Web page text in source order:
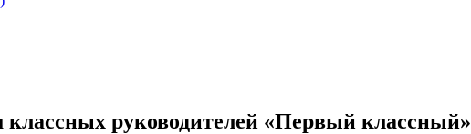
руководителей «Первый классный»